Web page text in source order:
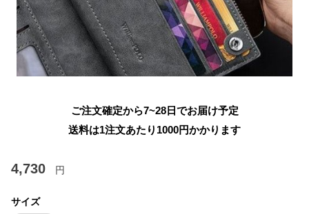
ご注文確定から7~28日でお届け予定
送料は1注文あたり 1000円かかります
4,730 円
サイズ